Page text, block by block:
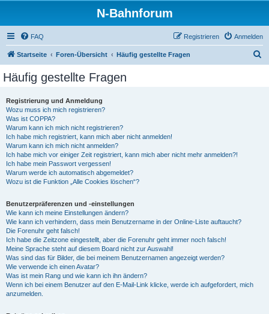
N-Bahnforum
FAQ Anmelden
Registrieren
Startseite Foren-Übersicht Häufig gestellte Fragen
Häufig gestellte Fragen
Registrierung und Anmeldung
Wozu muss ich mich registrieren?
Was ist COPPA?
Warum kann ich mich nicht registrieren?
Ich habe mich registriert, kann mich aber nicht anmelden!
Warum kann ich mich nicht anmelden?
Ich habe mich vor einiger Zeit registriert, kann mich aber nicht mehr anmelden?!
Ich habe mein Passwort vergessen!
Warum werde ich automatisch abgemeldet?
Wozu ist die Funktion „Alle Cookies löschen“?
Benutzerpräferenzen und -einstellungen
Wie kann ich meine Einstellungen ändern?
Wie kann ich verhindern, dass mein Benutzername in der Online-Liste auftaucht?
Die Forenuhr geht falsch!
Ich habe die Zeitzone eingestellt, aber die Forenuhr geht immer noch falsch!
Meine Sprache steht auf diesem Board nicht zur Auswahl!
Was sind das für Bilder, die bei meinem Benutzernamen angezeigt werden?
Wie verwende ich einen Avatar?
Was ist mein Rang und wie kann ich ihn ändern?
Wenn ich bei einem Benutzer auf den E-Mail-Link klicke, werde ich aufgefordert, mich
anzumelden.